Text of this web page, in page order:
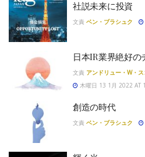
社説未来に投資
文責 ベン・ブラシュク
日本IR業界絶好の
文責 アンドリュー・W・ス
木曜日 13 1月 2022 AT
創造の時代
文責 ベン・ブラシュク